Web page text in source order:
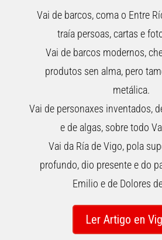
Vai de barcos, coma o Entre
traía persoas, cartas e
Vai de barcos modernos,
produtos sen alma, pero
metálica.
Vai de personaxes inventados,
e de algas, sobre todo
Vai da Ría de Vigo, pola
profundo, dio presente e do
Emilio e de Dolores
Ler Artigo en